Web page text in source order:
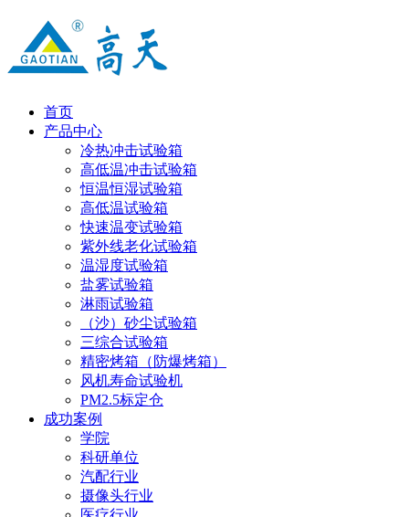
首页
产品中心
冷热冲击试验箱
高低温冲击试验箱
恒温恒湿试验箱
高低温试验箱
快速温变试验箱
紫外线老化试验箱
温湿度试验箱
盐雾试验箱
淋雨试验箱
（沙）砂尘试验箱
三综合试验箱
精密烤箱（防爆烤箱）
风机寿命试验机
PM2.5标定仓
成功案例
学院
科研单位
汽配行业
摄像头行业